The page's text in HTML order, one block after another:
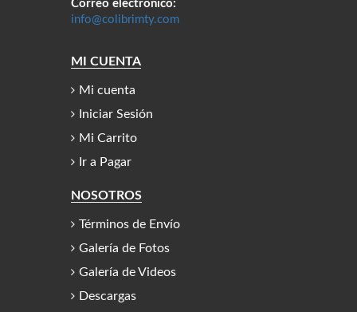
Correo electrónico:
info@colibrimty.com
MI CUENTA
Mi cuenta
Iniciar Sesión
Mi Carrito
Ir a Pagar
NOSOTROS
Términos de Envío
Galería de Fotos
Galería de Videos
Descargas